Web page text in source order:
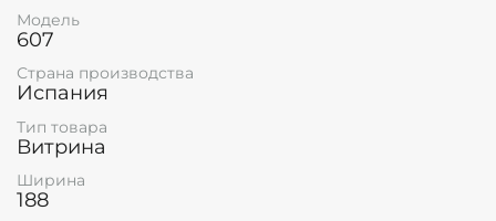
Модель
607
Страна производства
Испания
Тип товара
Витрина
Ширина
188